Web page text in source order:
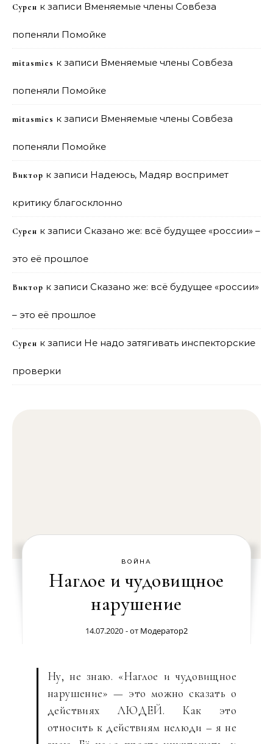
Сурен к записи Вменяемые члены Совбеза
попеняли Помойке
mitasmies к записи Вменяемые члены Совбеза
попеняли Помойке
mitasmies к записи Вменяемые члены Совбеза
попеняли Помойке
Виктор к записи Надеюсь, Мадяр воспримет
критику благосклонно
Сурен к записи Сказано же: всё будущее «россии» –
это её прошлое
Виктор к записи Сказано же: всё будущее «россии»
– это её прошлое
Сурен к записи Не надо затягивать инспекторские
проверки
ВОЙНА
Наглое и чудовищное
нарушение
14.07.2020 - от Модератор2
Ну, не знаю. «Наглое и чудовищное
нарушение» — это можно сказать о
действиях ЛЮДЕЙ. Как это
относить к действиям нелюди – я не